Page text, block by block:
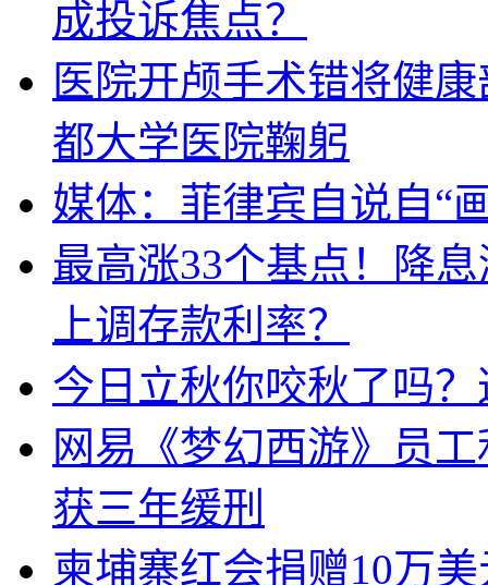
成投诉焦点？
医院开颅手术错将健
都大学医院鞠躬
媒体：菲律宾自说自“
最高涨33个基点！降
上调存款利率？
今日立秋你咬秋了吗
网易《梦幻西游》员
获三年缓刑
柬埔寨红会捐赠10万